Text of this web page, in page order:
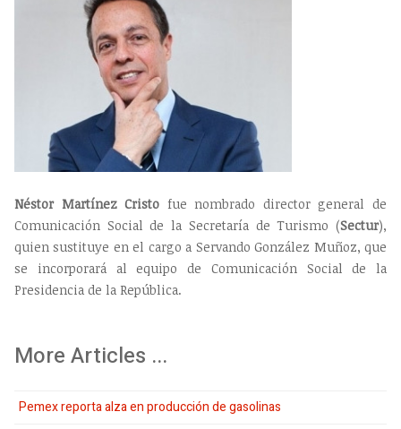
Néstor Martínez Cristo fue nombrado director general de
Comunicación Social de la Secretaría de Turismo (Sectur),
quien sustituye en el cargo a Servando González Muñoz, que
se incorporará al equipo de Comunicación Social de la
Presidencia de la República.
More Articles ...
Pemex reporta alza en producción de gasolinas